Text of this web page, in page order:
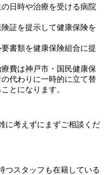
日時や治療を受ける病院
証を提示して健康保険を
書類を健康保険組合に提
費は神戸市・国民健康保
代わりに一時的に立て替
とになります。
に考えずにまずご相談くだ
つスタッフも在籍している